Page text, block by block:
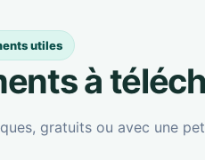
utiles
à
gratuits ou avec une